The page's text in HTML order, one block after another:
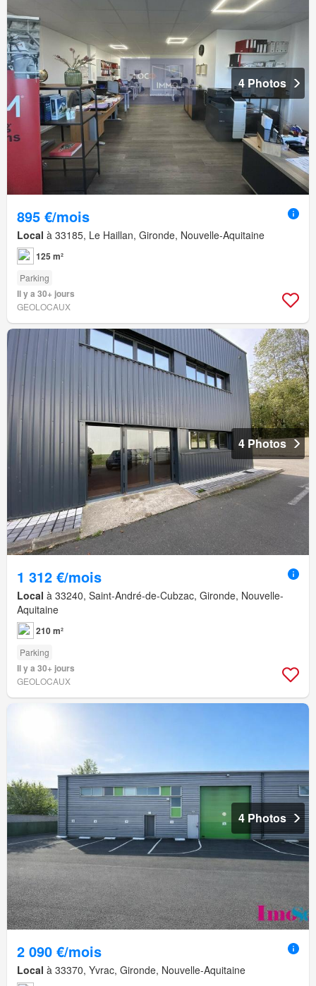
4 Photos
895 €/mois
Local à 33185, Le Haillan, Gironde, Nouvelle-Aquitaine
125 m²
Parking
Il y a 30+ jours
GEOLOCAUX
4 Photos
1 312 €/mois
Local à 33240, Saint-André-de-Cubzac, Gironde, Nouvelle-
Aquitaine
210 m²
Parking
Il y a 30+ jours
GEOLOCAUX
4 Photos
2 090 €/mois
Local à 33370, Yvrac, Gironde, Nouvelle-Aquitaine